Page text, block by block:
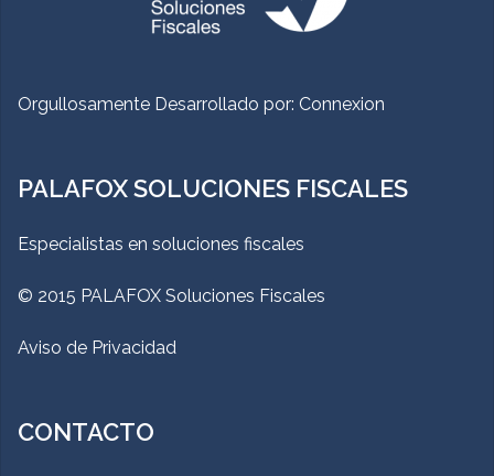
Orgullosamente Desarrollado por: Connexion
PALAFOX SOLUCIONES FISCALES
Especialistas en soluciones fiscales
© 2015 PALAFOX Soluciones Fiscales
Aviso de Privacidad
CONTACTO